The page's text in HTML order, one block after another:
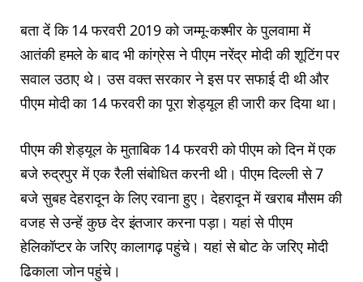
बता दें कि 14 फरवरी 2019 को जम्मू-कश्मीर के पुलवामा में
आतंकी हमले के बाद भी कांग्रेस ने पीएम नरेंद्र मोदी की शूटिंग पर
सवाल उठाए थे। उस वक्त सरकार ने इस पर सफाई दी थी और
पीएम मोदी का 14 फरवरी का पूरा शेड्यूल ही जारी कर दिया था।
पीएम की शेड्यूल के मुताबिक 14 फरवरी को पीएम को दिन में एक
बजे रुद्रपुर में एक रैली संबोधित करनी थी। पीएम दिल्ली से 7
बजे सुबह देहरादून के लिए रवाना हुए। देहरादून में खराब मौसम की
वजह से उन्हें कुछ देर इंतजार करना पड़ा। यहां से पीएम
हेलिकॉप्टर के जरिए कालागढ़ पहुंचे। यहां से बोट के जरिए मोदी
ढिकाला जोन पहुंचे।